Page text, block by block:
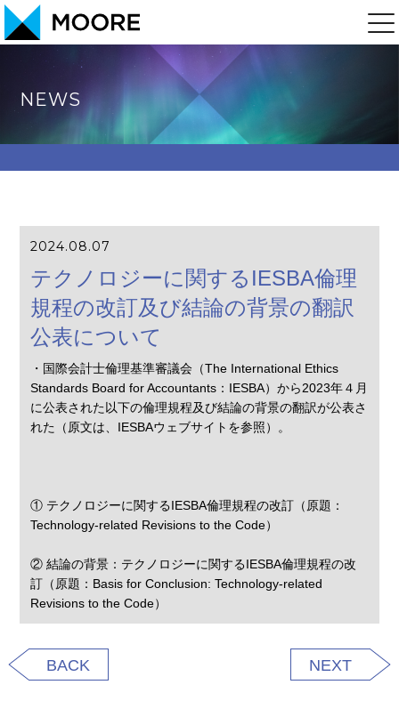
NEWS
2024.08.07
テクノロジーに関するIESBA倫理
規程の改訂及び結論の背景の翻訳
公表について
・国際会計士倫理基準審議会（The International Ethics
Standards Board for Accountants：IESBA）から2023年４月
に公表された以下の倫理規程及び結論の背景の翻訳が公表さ
れた（原文は、IESBAウェブサイトを参照）。
① テクノロジーに関するIESBA倫理規程の改訂（原題：
Technology-related Revisions to the Code）
② 結論の背景：テクノロジーに関するIESBA倫理規程の改
訂（原題：Basis for Conclusion: Technology-related
Revisions to the Code）
BACK NEXT